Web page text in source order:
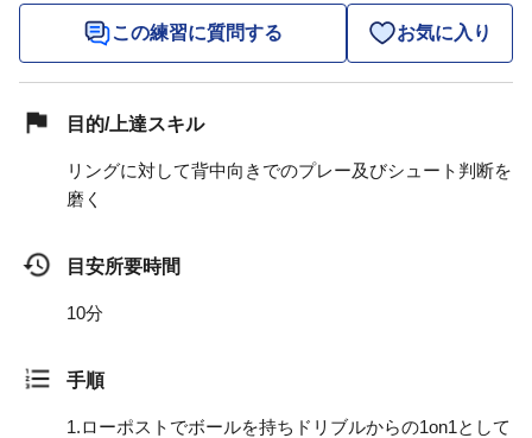
この練習に質問する お気に入り
目的/上達スキル
リングに対して背中向きでのプレー及びシュート判断を
磨く
目安所要時間
10分
手順
1.ローポストでボールを持ちドリブルからの1on1として